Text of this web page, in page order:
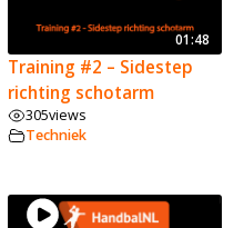
01:48
Training #2 – Sidestep
richting schotarm
305views
Techniek